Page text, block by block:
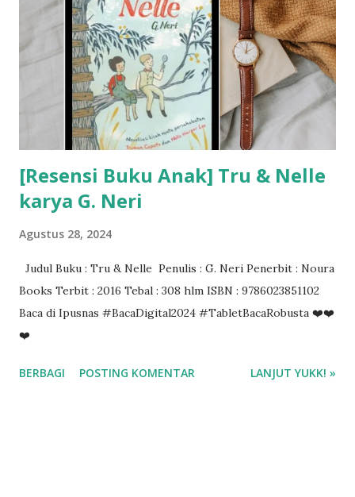
[Resensi Buku Anak] Tru & Nelle
karya G. Neri
Agustus 28, 2024
Judul Buku : Tru & Nelle Penulis : G. Neri Penerbit : Noura
Books Terbit : 2016 Tebal : 308 hlm ISBN : 9786023851102
Baca di Ipusnas #BacaDigital2024 #TabletBacaRobusta ❤️❤️
❤️
BERBAGI POSTING KOMENTAR LANJUT YUKK! »